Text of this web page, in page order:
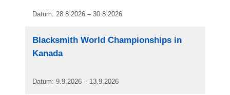
Datum: 28.8.2026 – 30.8.2026
Blacksmith World Championships in
Kanada
Datum: 9.9.2026 – 13.9.2026